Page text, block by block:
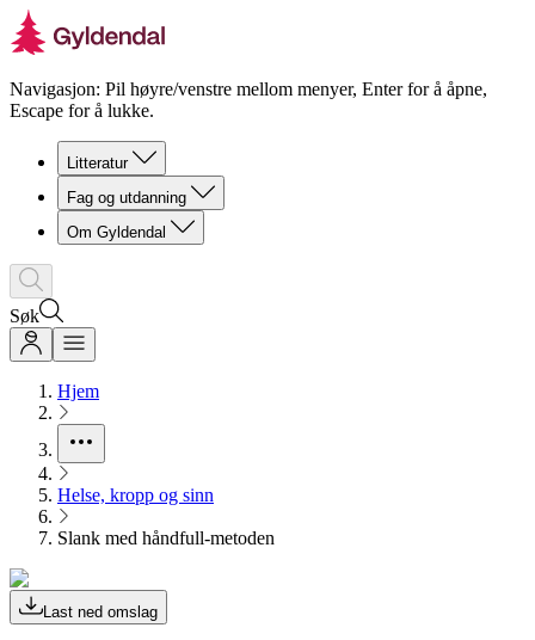
Navigasjon: Pil høyre/venstre mellom menyer, Enter for å åpne,
Escape for å lukke.
Litteratur
Fag og utdanning
Om Gyldendal
Søk
Hjem
Helse, kropp og sinn
Slank med håndfull-metoden
Last ned omslag